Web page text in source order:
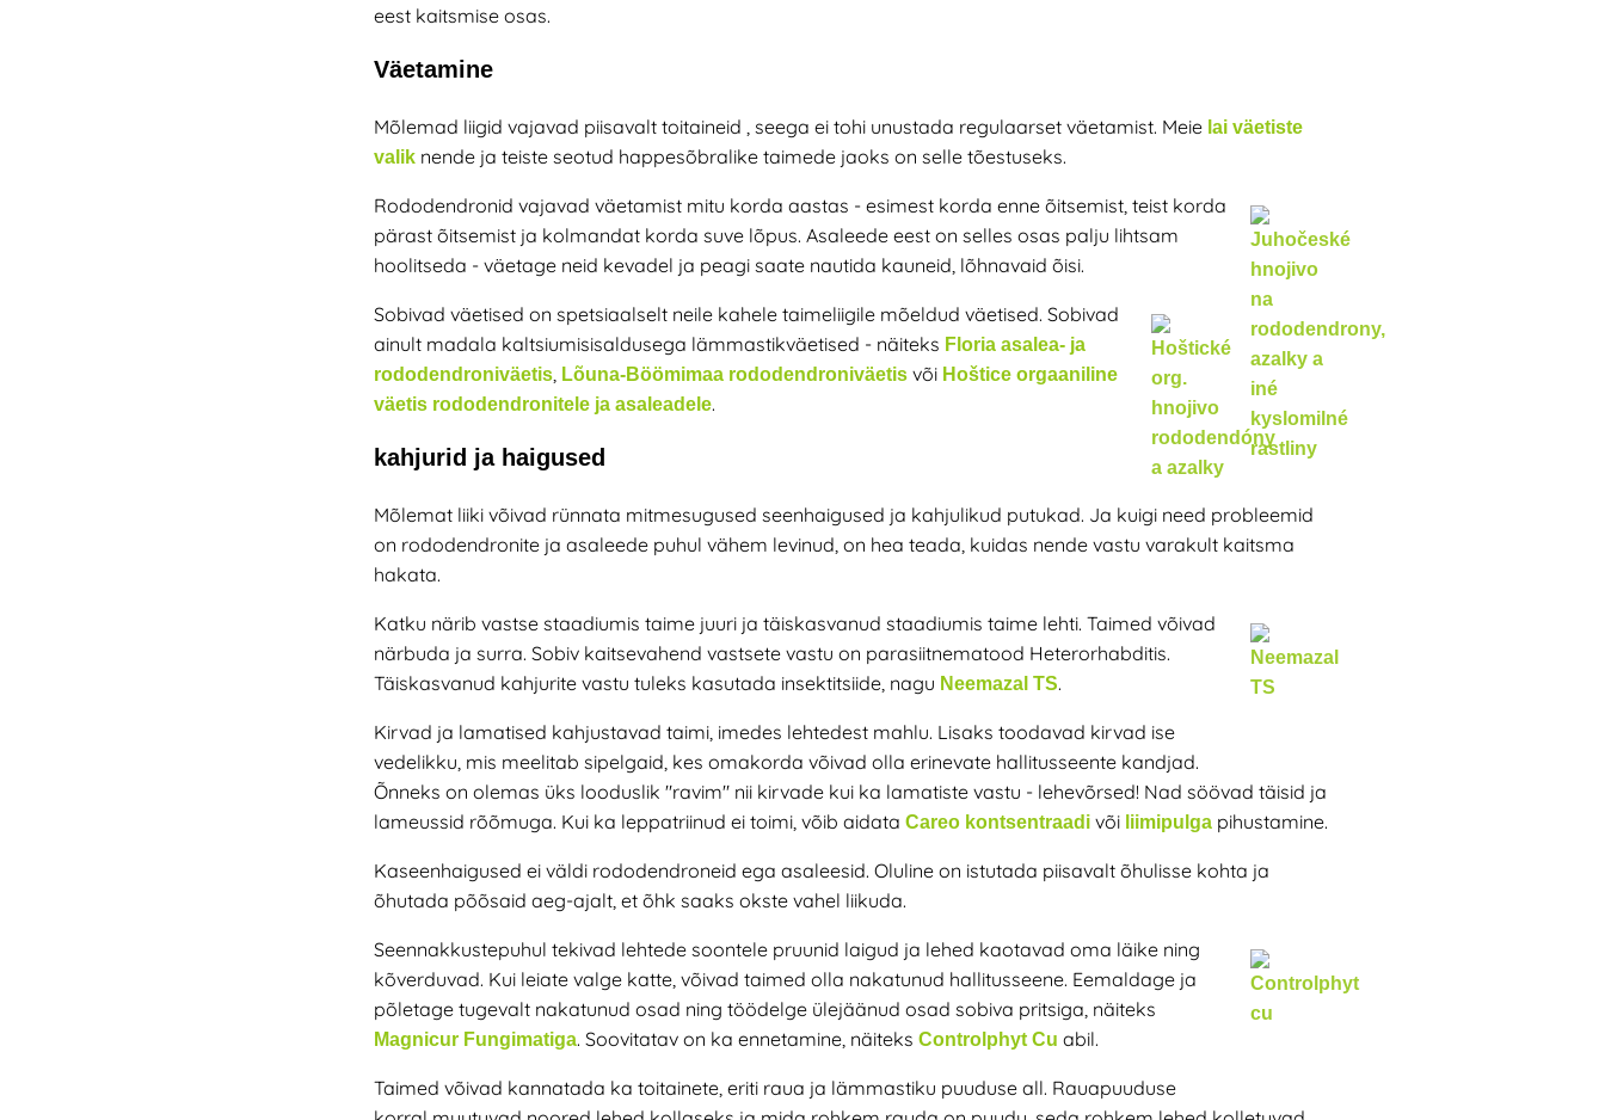
eest kaitsmise osas.
Väetamine
Mõlemad liigid vajavad piisavalt toitaineid, seega ei tohi unustada regulaarset väetamist. Meie lai väetiste
valik nende ja teiste seotud happesõbralike taimede jaoks on selle tõestuseks.
Rododendronidvajavad väetamist mitu korda aastas - esimest korda enne õitsemist, teist korda
pärast õitsemist ja kolmandat korda suve lõpus. Asaleede eest on selles osas palju lihtsam
hoolitseda - väetage neid kevadel ja peagi saate nautida kauneid, lõhnavaid õisi.
Sobivad väetised on spetsiaalselt neile kahele taimeliigile mõeldud väetised. Sobivad
ainult madala kaltsiumisisaldusega lämmastikväetised - näiteks Floria asalea- ja
rododendroniväetis, Lõuna-Böömimaa rododendroniväetis või Hoštice orgaaniline
väetis rododendronitele ja asaleadele.
kahjurid ja haigused
Mõlemat liiki võivad rünnata mitmesugused seenhaigused ja kahjulikud putukad. Ja kuigi need probleemid
on rododendronite ja asaleede puhul vähem levinud, on hea teada, kuidas nende vastu varakult kaitsma
hakata.
Katku näribvastse staadiumis taime juuri ja täiskasvanud staadiumis taime lehti. Taimed võivad
närbuda ja surra. Sobiv kaitsevahend vastsete vastu on parasiitnematood Heterorhabditis.
Täiskasvanud kahjurite vastu tuleks kasutada insektitsiide, nagu Neemazal TS.
Kirvad ja lamatised kahjustavad taimi, imedes lehtedest mahlu. Lisaks toodavad kirvad ise
vedelikku, mis meelitab sipelgaid, kes omakorda võivad olla erinevate hallitusseente kandjad.
Õnneks on olemas üks looduslik "ravim" nii kirvade kui ka lamatiste vastu - lehevõrsed! Nad söövad täisid ja
lameussid rõõmuga. Kui ka leppatriinud ei toimi, võib aidataCareo kontsentraadi või liimipulga pihustamine.
Kaseenhaigusedei väldi rododendroneid ega asaleesid. Oluline on istutada piisavalt õhulisse kohta ja
õhutada põõsaid aeg-ajalt, et õhk saaks okste vahel liikuda.
Seennakkustepuhultekivad lehtede soontele pruunid laigud ja lehed kaotavad oma läike ning
kõverduvad. Kui leiate valge katte, võivad taimed olla nakatunud hallitusseene. Eemaldage ja
põletage tugevalt nakatunud osad ning töödelge ülejäänud osad sobiva pritsiga, näiteks
Magnicur Fungimatiga. Soovitatav on ka ennetamine, näiteksControlphyt Cu abil.
Taimed võivad kannatada katoitainete, eriti raua ja lämmastiku puuduse all. Rauapuuduse